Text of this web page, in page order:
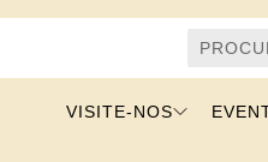
VISITE-NOS